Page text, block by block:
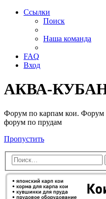
Ссылки
Поиск
Наша команда
FAQ
Вход
АКВА-
Форум по карпам кои. Форум
форум по прудам
Пропустить